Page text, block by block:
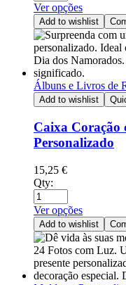
Ver opções
Add to wishlist
Álbuns e Livros de
Add to wishlist
Caixa Coração
Personalizado
15,25 €
Qty:
Ver opções
Add to wishlist